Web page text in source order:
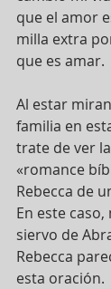
que el amor
milla extra
que es amar.
Al estar
familia en
trate de ver
«romance
Rebecca de
En este
siervo de
Rebecca
esta oración.